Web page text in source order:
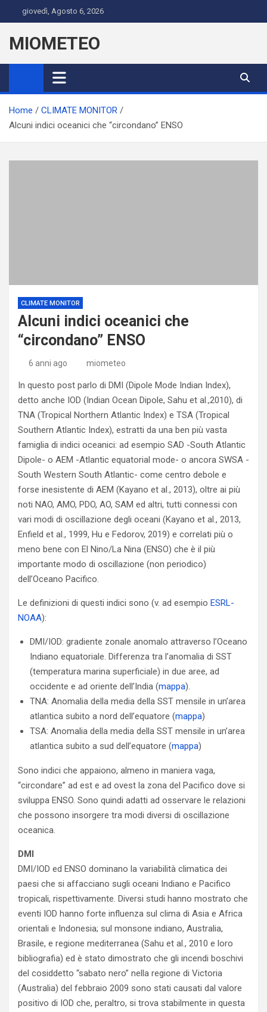
to
content
giovedì, Agosto 6, 2026
MIOMETEO
Home
CLIMATE MONITOR
Alcuni indici oceanici che “circondano” ENSO
CLIMATE MONITOR
Alcuni indici oceanici che
“circondano” ENSO
6 anni ago miometeo
In questo post parlo di DMI (Dipole Mode Indian Index),
detto anche IOD (Indian Ocean Dipole, Sahu et al.,2010), di
TNA (Tropical Northern Atlantic Index) e TSA (Tropical
Southern Atlantic Index), estratti da una ben più vasta
famiglia di indici oceanici: ad esempio SAD -South Atlantic
Dipole- o AEM -Atlantic equatorial mode- o ancora SWSA -
South Western South Atlantic- come centro debole e
forse inesistente di AEM (Kayano et al., 2013), oltre ai più
noti NAO, AMO, PDO, AO, SAM ed altri, tutti connessi con
vari modi di oscillazione degli oceani (Kayano et al., 2013,
Enfield et al., 1999, Hu e Fedorov, 2019) e correlati più o
meno bene con El Nino/La Nina (ENSO) che è il più
importante modo di oscillazione (non periodico)
dell’Oceano Pacifico.
Le definizioni di questi indici sono (v. ad esempio ESRL-
NOAA):
DMI/IOD: gradiente zonale anomalo attraverso l’Oceano
Indiano equatoriale. Differenza tra l’anomalia di SST
(temperatura marina superficiale) in due aree, ad
occidente e ad oriente dell’India (mappa).
TNA: Anomalia della media della SST mensile in un’area
atlantica subito a nord dell’equatore (mappa)
TSA: Anomalia della media della SST mensile in un’area
atlantica subito a sud dell’equatore (mappa)
Sono indici che appaiono, almeno in maniera vaga,
“circondare” ad est e ad ovest la zona del Pacifico dove si
sviluppa ENSO. Sono quindi adatti ad osservare le relazioni
che possono insorgere tra modi diversi di oscillazione
oceanica.
DMI
DMI/IOD ed ENSO dominano la variabilità climatica dei
paesi che si affacciano sugli oceani Indiano e Pacifico
tropicali, rispettivamente. Diversi studi hanno mostrato che
eventi IOD hanno forte influenza sul clima di Asia e Africa
orientali e Indonesia; sul monsone indiano, Australia,
Brasile, e regione mediterranea (Sahu et al., 2010 e loro
bibliografia) ed è stato dimostrato che gli incendi boschivi
del cosiddetto “sabato nero” nella regione di Victoria
(Australia) del febbraio 2009 sono stati causati dal valore
positivo di IOD che, peraltro, si trova stabilmente in questa